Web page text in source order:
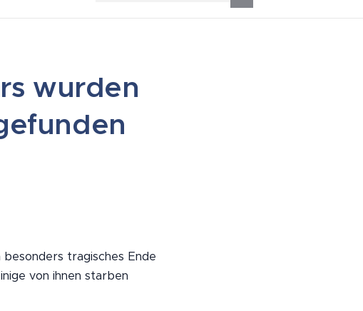
wurden
tragisches Ende
von ihnen starben